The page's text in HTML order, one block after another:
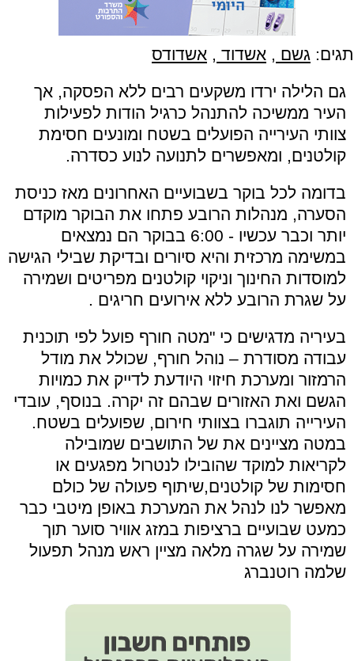
תגים: גשם , אשדוד , אשדודס
גם הלילה ירדו משקעים רבים ללא הפסקה, אך
העיר ממשיכה להתנהל כרגיל הודות לפעילות
צוותי העירייה הפועלים בשטח ומונעים חסימת
קולטנים, ומאפשרים לתנועה לנוע כסדרה.
בדומה לכל בוקר בשבועיים האחרונים מאז כניסת
הסערה, מנהלות הרובע פתחו את הבוקר מוקדם
יותר וכבר עכשיו - 6:00 בבוקר הם נמצאים
במשימה מרכזית והיא סיורים ובדיקת שבילי הגישה
למוסדות החינוך וניקוי קולטנים מפריטים ושמירה
על שגרת הרובע ללא אירועים חריגים .
בעיריה מדגישים כי "מטה חורף פועל לפי תוכנית
עבודה מסודרת – נוהל חורף, שכולל את מודל
הרמזור ומערכת חיזוי היודעת לדייק את כמויות
הגשם ואת האזורים שבהם זה יקרה. בנוסף, עובדי
העירייה תוגברו בצוותי חירום, שפועלים בשטח.
במטה מציינים את של התושבים שמובילה
לקריאות למוקד שהובילו לנטרול מפגעים או
חסימות של קולטנים,שיתוף פעולה של כולם
מאפשר לנו לנהל את המערכת באופן מיטבי כבר
כמעט שבועיים ברציפות במזג אוויר סוער תוך
שמירה על שגרה מלאה מציין ראש מנהל תפעול
שלמה רוטנברג